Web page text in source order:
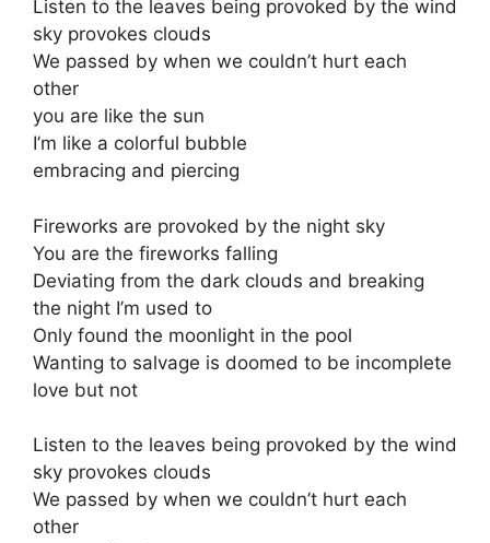
Listen to the leaves being provoked by the wind
sky provokes clouds
We passed by when we couldn’t hurt each
other
you are like the sun
I’m like a colorful bubble
embracing and piercing
Fireworks are provoked by the night sky
You are the fireworks falling
Deviating from the dark clouds and breaking
the night I’m used to
Only found the moonlight in the pool
Wanting to salvage is doomed to be incomplete
love but not
Listen to the leaves being provoked by the wind
sky provokes clouds
We passed by when we couldn’t hurt each
other